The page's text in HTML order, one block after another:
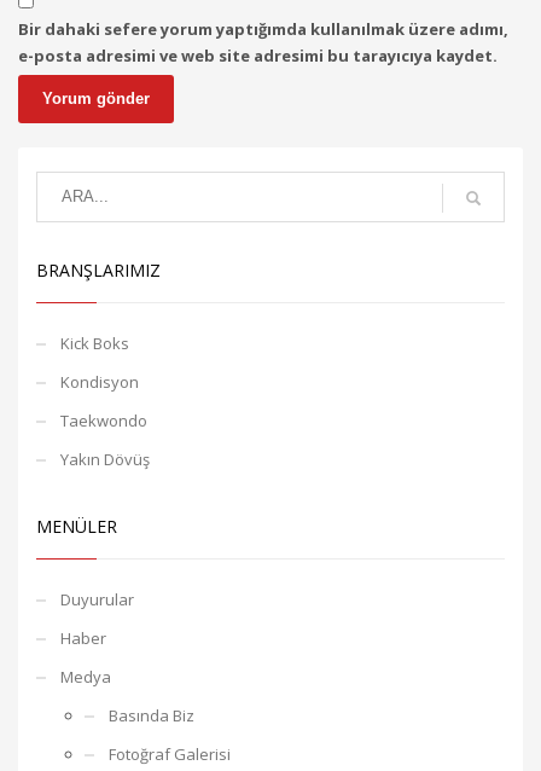
Bir dahaki sefere yorum yaptığımda kullanılmak üzere adımı,
e-posta adresimi ve web site adresimi bu tarayıcıya kaydet.
BRANŞLARIMIZ
Kick Boks
Kondisyon
Taekwondo
Yakın Dövüş
MENÜLER
Duyurular
Haber
Medya
Basında Biz
Fotoğraf Galerisi